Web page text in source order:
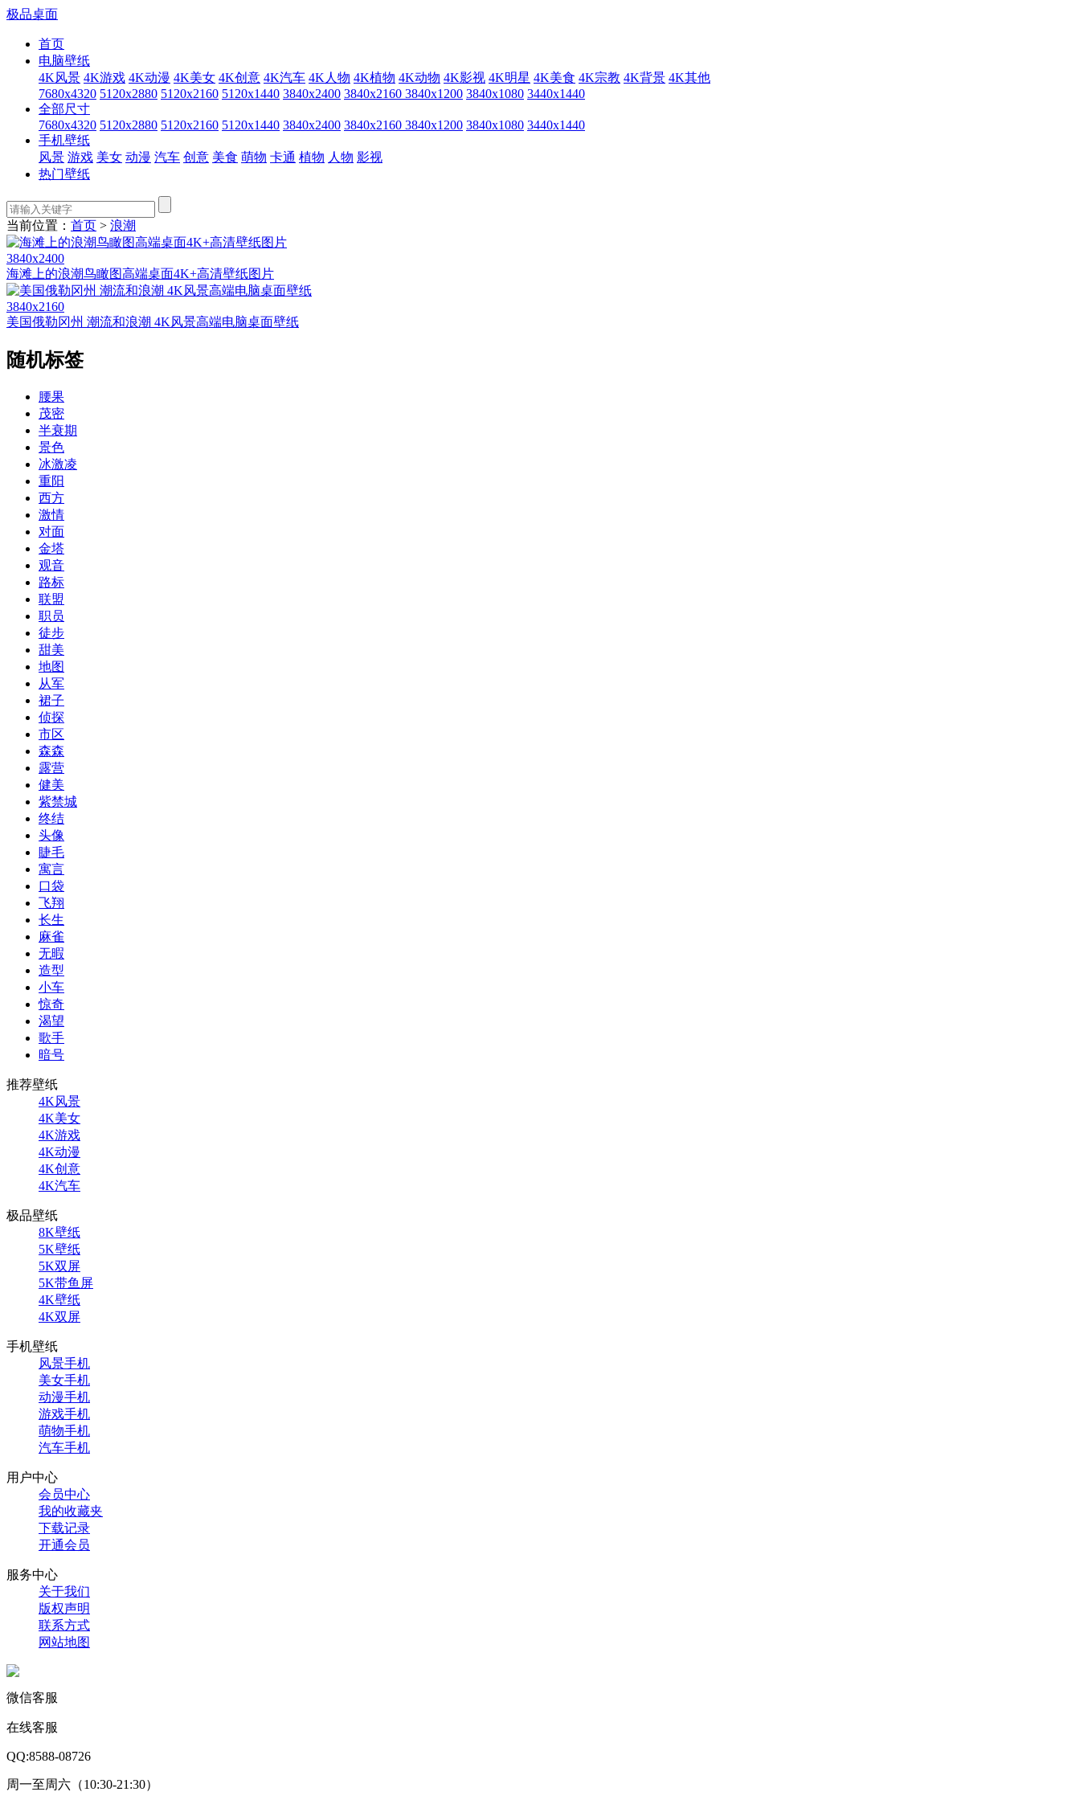
极品桌面
首页
电脑壁纸
4K风景 4K游戏 4K动漫 4K美女 4K创意 4K汽车 4K人物 4K植物 4K动物 4K影视 4K明星 4K美食 4K宗教 4K背景 4K其他
7680x4320 5120x2880 5120x2160 5120x1440 3840x2400 3840x2160 3840x1200 3840x1080 3440x1440
全部尺寸
7680x4320 5120x2880 5120x2160 5120x1440 3840x2400 3840x2160 3840x1200 3840x1080 3440x1440
手机壁纸
风景 游戏 美女 动漫 汽车 创意 美食 萌物 卡通 植物 人物 影视
热门壁纸
当前位置： 首页 > 浪潮
3840x2400
海滩上的浪潮鸟瞰图高端桌面4K+高清壁纸图片
3840x2160
美国俄勒冈州 潮流和浪潮 4K风景高端电脑桌面壁纸
随机标签
腰果
茂密
半衰期
景色
冰激凌
重阳
西方
激情
对面
金塔
观音
路标
联盟
职员
徒步
甜美
地图
从军
裙子
侦探
市区
森森
露营
健美
紫禁城
终结
头像
睫毛
寓言
口袋
飞翔
长生
麻雀
无暇
造型
小车
惊奇
渴望
歌手
暗号
推荐壁纸
4K风景
4K美女
4K游戏
4K动漫
4K创意
4K汽车
极品壁纸
8K壁纸
5K壁纸
5K双屏
5K带鱼屏
4K壁纸
4K双屏
手机壁纸
风景手机
美女手机
动漫手机
游戏手机
萌物手机
汽车手机
用户中心
会员中心
我的收藏夹
下载记录
开通会员
服务中心
关于我们
版权声明
联系方式
网站地图
微信客服
在线客服
QQ:8588-08726
周一至周六（10:30-21:30）